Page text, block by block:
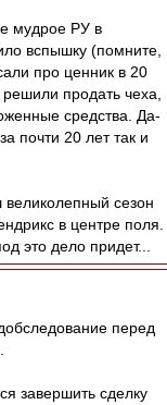
мудрое РУ в
вспышку (помните,
про ценник в 20
продать чеха,
средства. Да-
почти 20 лет так и
сезон
в центре поля.
это дело придет...
перед
завершить сделку